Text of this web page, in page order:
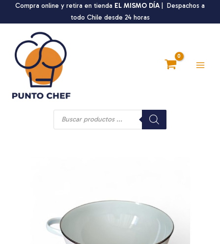
Compra online y retira en tienda EL MISMO DÍA | Despachos a
todo Chile desde 24 horas
Búsqueda
productos